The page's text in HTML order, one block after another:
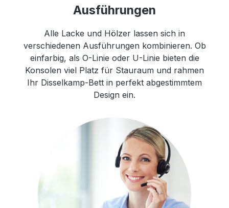
Ausführungen
Alle Lacke und Hölzer lassen sich in
verschiedenen Ausführungen kombinieren. Ob
einfarbig, als O-Linie oder U-Linie bieten die
Konsolen viel Platz für Stauraum und rahmen
Ihr Disselkamp-Bett in perfekt abgestimmtem
Design ein.